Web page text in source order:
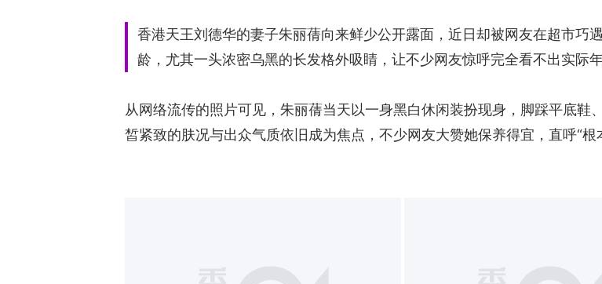
香港天王刘德华的妻子朱丽蒨向来鲜少公开露面，近日却被网友在超市巧
龄，尤其一头浓密乌黑的长发格外吸睛，让不少网友惊呼完全看不出实际年
从网络流传的照片可见，朱丽蒨当天以一身黑白休闲装扮现身，脚踩平底
皙紧致的肤况与出众气质依旧成为焦点，不少网友大赞她保养得宜，直呼“根